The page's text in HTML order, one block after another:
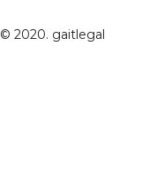
© 2020. gaitlegal